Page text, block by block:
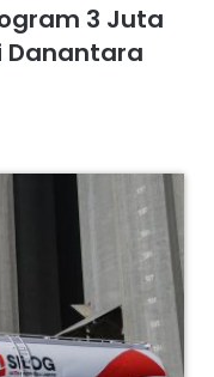
3 Juta
Danantara